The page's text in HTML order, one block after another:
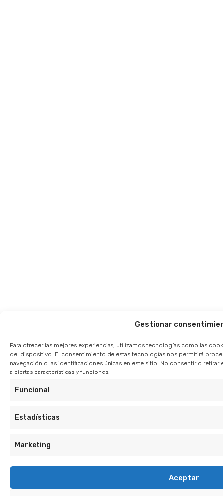
Gestionar
Para ofrecer las mejores experiencias, utilizamos tecnologías como las
del dispositivo. El consentimiento de estas tecnologías nos permitirá
navegación o las identificaciones únicas en este sitio. No consentir o
a ciertas características y funciones.
Funcional
Estadísticas
Marketing
Aceptar